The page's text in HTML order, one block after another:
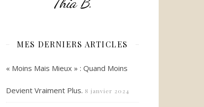
MES DERNIERS ARTICLES
« Moins Mais Mieux » : Quand Moins
Devient Vraiment Plus. 8 janvier 2024